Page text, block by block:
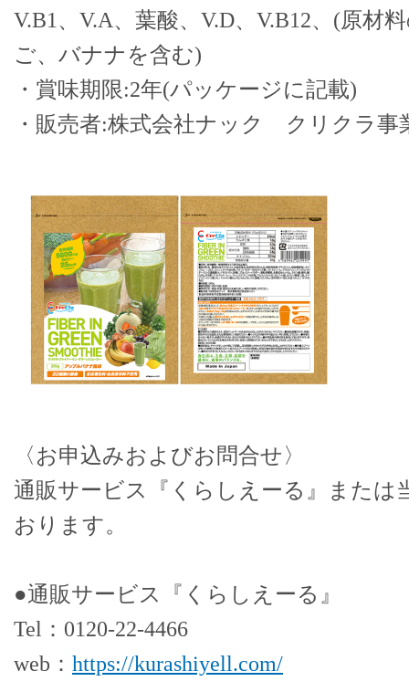
V.B1、V.A、葉酸、V.D、V.B12、(原材
ご、バナナを含む)
・賞味期限:2年(パッケージに記載)
・販売者:株式会社ナック クリクラ事
〈お申込みおよびお問合せ〉
通販サービス『くらしえーる』または
おります。
●通販サービス『くらしえーる』
Tel：0120-22-4466
web： https://kurashiyell.com/